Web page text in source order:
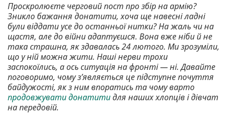
Проскролюєте черговий пост про збір на армію?
Зникло бажання донатити, хоча ще навесні ладні
були віддати усе до останньої нитки? На жаль чи на
щастя, але до війни адаптуєшся. Вона вже ніби й не
така страшна, як здавалась 24 лютого. Ми зрозуміли,
що у ній можна жити. Наші нерви трохи
заспокоїлись, а ось ситуація на фронті — ні. Давайте
поговоримо, чому з’являється це підступне почуття
байдужості, як з ним впоратись та чому варто
продовжувати донатитидля наших хлопців і дівчат
на передовій.